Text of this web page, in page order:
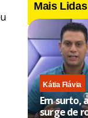
Mais Lidas
Kátia Flávia
Em surto,
surge de